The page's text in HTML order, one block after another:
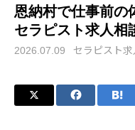
恩納村で仕事前の
セラピスト求人相
2026.07.09 セラピスト求